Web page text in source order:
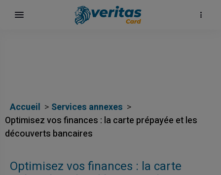
Accueil
Services annexes
Optimisez vos finances : la carte prépayée et les
découverts bancaires
Optimisez vos finances : la carte